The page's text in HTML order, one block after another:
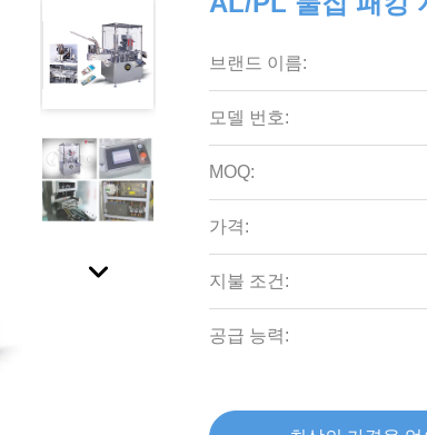
브랜드 이름:
모델 번호:
MOQ:
가격:
지불 조건:
공급 능력: